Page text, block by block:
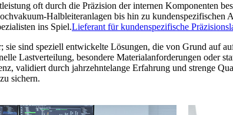
oft durch die Präzision der internen Komponenten
Halbleiteranlagen bis hin zu
ins Spiel.Lieferant für kundenspezifische
sind speziell entwickelte Lösungen, die von Grund auf
Lastverteilung, besondere Materialanforderungen oder
validiert durch jahrzehntelange Erfahrung und strenge
sichern.